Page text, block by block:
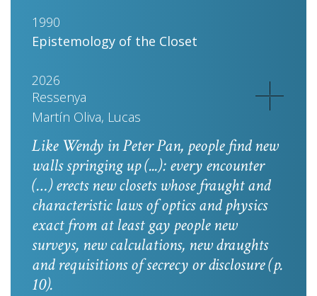
1990
Epistemology of the Closet
2026
Ressenya
Martín Oliva, Lucas
Like Wendy inPeter Pan, people find new
walls springing up (...): every encounter
(…) erects new closets whose fraught and
characteristic laws of optics and physics
exact from at least gay people new
surveys, new calculations, new draughts
and requisitions of secrecy or disclosure(p.
10).